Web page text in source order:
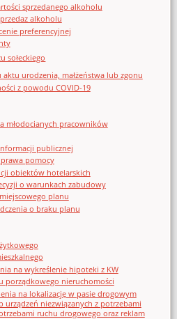
sprzedanego alkoholu
alkoholu
preferencyjnej
sołeckiego
urodzenia, małżeństwa lub zgonu
z powodu COVID-19
młodocianych pracowników
publicznej
pomocy
obiektów hotelarskich
o warunkach zabudowy
planu
o braku planu
na wykreślenie hipoteki z KW
porządkowego nieruchomości
na lokalizację w pasie drogowym
niezwiązanych z potrzebami
ruchu drogowego oraz reklam